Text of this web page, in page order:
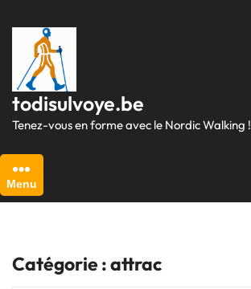
au
contenu
todisulvoye.be
Tenez-vous en forme avec le Nordic Walking !
Menu
Catégorie :attrac